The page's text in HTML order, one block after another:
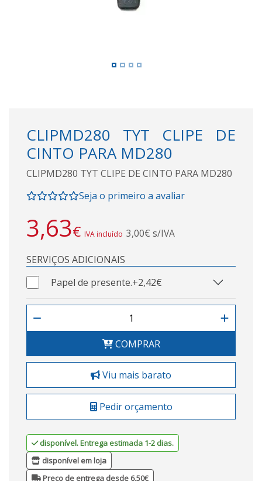
CLIPMD280 TYT CLIPE DE
CINTO PARA MD280
CLIPMD280 TYT CLIPE DE CINTO PARA MD280
Seja o primeiro a avaliar
3,63€ IVA incluído 3,00€ s/IVA
SERVIÇOS ADICIONAIS
Papel de presente.+2,42€
COMPRAR
Viu mais barato
Pedir orçamento
disponível. Entrega estimada 1-2 dias.
disponível em loja
Preço de entrega desde 6,50€